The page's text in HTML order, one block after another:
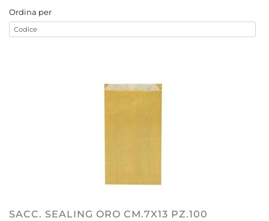
Ordina per
SACC. SEALING ORO CM.7X13 PZ.100